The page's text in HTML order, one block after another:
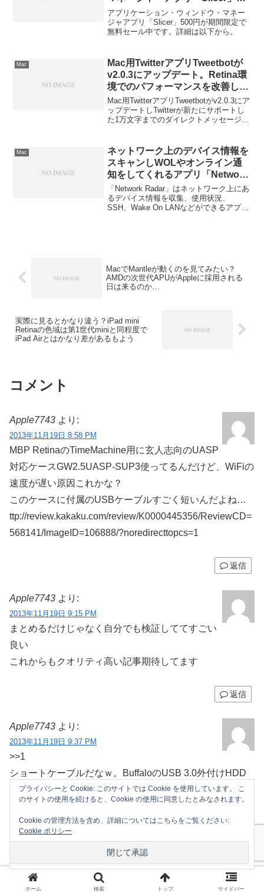
500円が無料セール中。
アプリケーション・ウィンドウ・マネー
ジャアプリ「Slicer」500円が期間限定で
無料セール中です。詳細は以下から。
Mac
Mac用TwitterアプリTweetbotが
v2.0.3にアップデート。Retina環
境でのパフォーマンスを改善し、
1万文字までのダイレクトメッセ
ージに発生していた不具合を修
正。
Mac用TwitterアプリTweetbotがv2.0.3にア
ップデートしTwitterが新たにサポートし
た1万文字までのダイレクトメッセージに
Mac
ネットワーク上のデバイス情報を
スキャンしWOLやオンライン通
知をしてくれるアプリ「Network
Radar」が無料セール中
「Network Radar」はネットワーク上にあ
るデバイス情報を収集、使用状況、
SSH、Wake On LANなどができるアプリ
は以下から。
MacでMantleが動くのを見てみたい？
AMDの次世代APUがAppleに採用される
日は来るのか…
実際に見るとかなり違う？iPad mini
Retinaの色域は第1世代miniと同程度で
iPad Airとはかなり差があるもよう
コメント
Apple7743 より:
2013年11月19日 8:58 PM
MBP RetinaのTimeMachine用に玄人志向のUASP
対応ケースGW2.5UASP-SUP3使ってるんだけど、WiFiの
速度が遅い原因これかな？
このケースに付属のUSBケーブルすごく短いんだよね…
ttp://review.kakaku.com/review/K0000445356/ReviewCD=
568141/ImageID=106888/?noredirecttopcs=1
返信
Apple7743 より:
2013年11月19日 9:15 PM
まとめるだけじゃなく自分でも検証しててすごい
良い
これからもクオリティ高い記事期待してます
返信
Apple7743 より:
2013年11月19日 9:37 PM
>>1
ショートケーブルだなｗ。BuffaloのUSB 3.0外付けHDD
使ってるけど1mはあるぞ！
まぁ玄人志向なら安かろう悪かろうで諦めつくべ？
Apple7743 より:
2013年11月19日 10:12 PM
ホーム 検索 トップ サイドバー
プライバシーと Cookie: このサイトでは Cookie を使用しています。 こ
のサイトの使用を続けると、Cookie の使用に同意したとみなされます。
Cookie の管理方法を含め、詳細についてはこちらをご覧ください:
Cookie ポリシー